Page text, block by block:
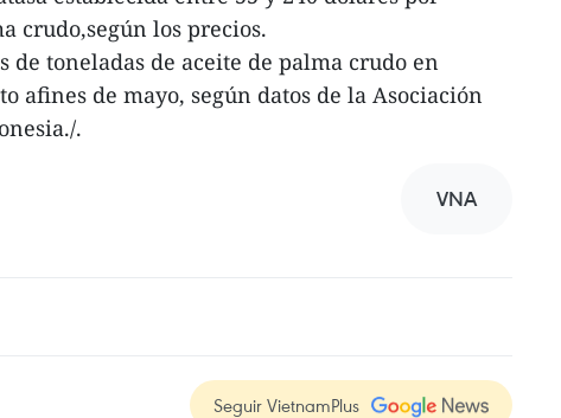
crudo,según los precios.
de toneladas de aceite de palma crudo en
afines de mayo, según datos de la Asociación
.
VNA
Seguir VietnamPlus